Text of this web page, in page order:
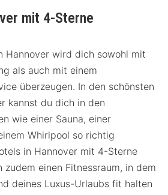
mit 4-Sterne
Hannover wird dich sowohl mit
als auch mit einem
überzeugen. In den schönsten
kannst du dich in den
wie einer Sauna, einer
Whirlpool so richtig
in Hannover mit 4-Sterne
zudem einen Fitnessraum, in dem
deines Luxus-Urlaubs fit halten